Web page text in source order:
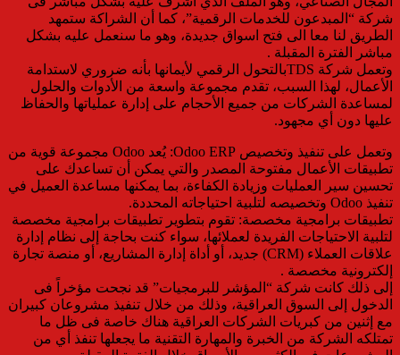
شركة “المبدعون للخدمات الرقمية”، كما أن الشراكة ستمهد
الطريق لنا معا الى فتح اسواق جديدة، وهو ما سنعمل عليه بشكل
مباشر الفترة المقبلة .
وتعمل شركة TDSبالتحول الرقمي لأيمانها بأنه ضروري لاستدامة
الأعمال، لهذا السبب، تقدم مجموعة واسعة من الأدوات والحلول
لمساعدة الشركات من جميع الأحجام على إدارة عملياتها والحفاظ
عليها دون أي مجهود.
وتعمل على تنفيذ وتخصيص Odoo ERP: يُعد Odoo مجموعة قوية من
تطبيقات الأعمال مفتوحة المصدر والتي يمكن أن تساعدك على
تحسين سير العمليات وزيادة الكفاءة، بما يمكنها مساعدة العميل في
تنفيذ Odoo وتخصيصه لتلبية احتياجاته المحددة.
تطبيقات برامجية مخصصة: تقوم بتطوير تطبيقات برامجية مخصصة
لتلبية الاحتياجات الفريدة لعملائها، سواء كنت بحاجة إلى نظام إدارة
علاقات العملاء (CRM) جديد، أو أداة إدارة المشاريع، أو منصة تجارة
إلكترونية مخصصة .
إلى ذلك كانت شركة “المؤشر للبرمجيات” قد نجحت مؤخراً فى
الدخول إلى السوق العراقية، وذلك من خلال تنفيذ مشروعان كبيران
مع إثنين من كبريات الشركات العراقية هناك خاصة فى ظل ما
تمتلكه الشركة من الخبرة والمهارة التقنية ما يجعلها تنفذ أي من